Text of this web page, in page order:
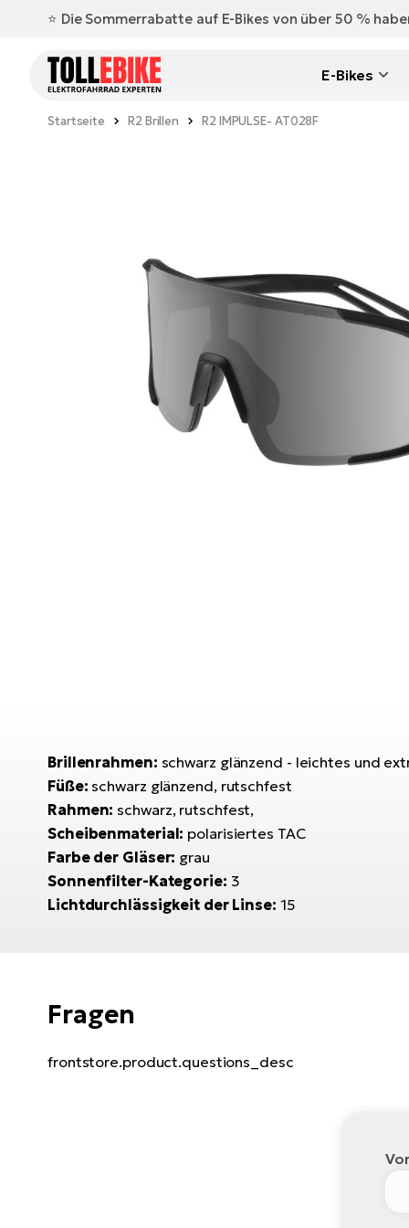
⭐️ Die Sommerrabatte auf E-Bikes von über 50 %
E-Bikes
Startseite R2 Brillen R2 IMPULSE- AT028F
Brillenrahmen: schwarz glänzend - leichtes und
Füße: schwarz glänzend, rutschfest
Rahmen: schwarz, rutschfest,
Scheibenmaterial: polarisiertes TAC
Farbe der Gläser: grau
Sonnenfilter-Kategorie: 3
Lichtdurchlässigkeit der Linse: 15
Fragen
frontstore.product.questions_desc